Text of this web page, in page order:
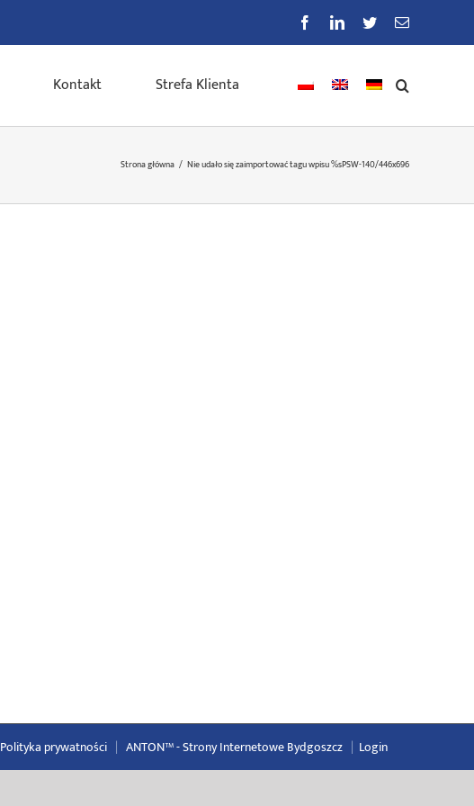
FacebookLinkedIn
TwitterE-
Kontakt Strefa Klienta
Strona główna / Nie udało się zaimportować tagu wpisu %sPSW-140/446x696
Polityka prywatności | ANTON™ -Strony Internetowe Bydgoszcz | Login